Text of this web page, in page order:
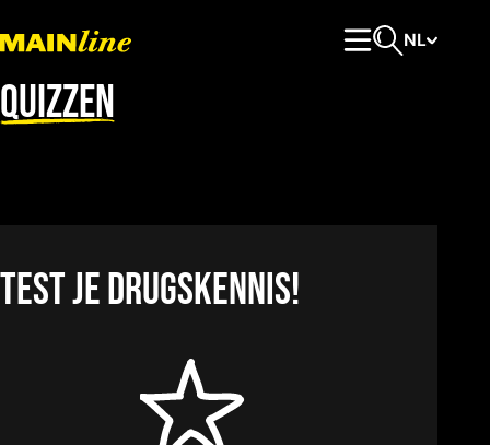
NL
Quizzen
Test je drugskennis!